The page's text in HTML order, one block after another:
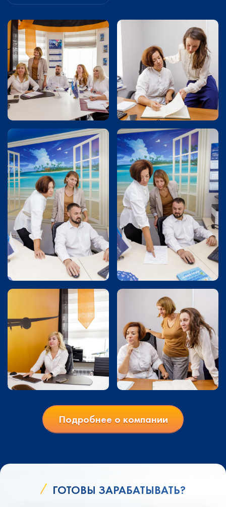
Подробнее о компании
ГОТОВЫ ЗАРАБАТЫВАТЬ?